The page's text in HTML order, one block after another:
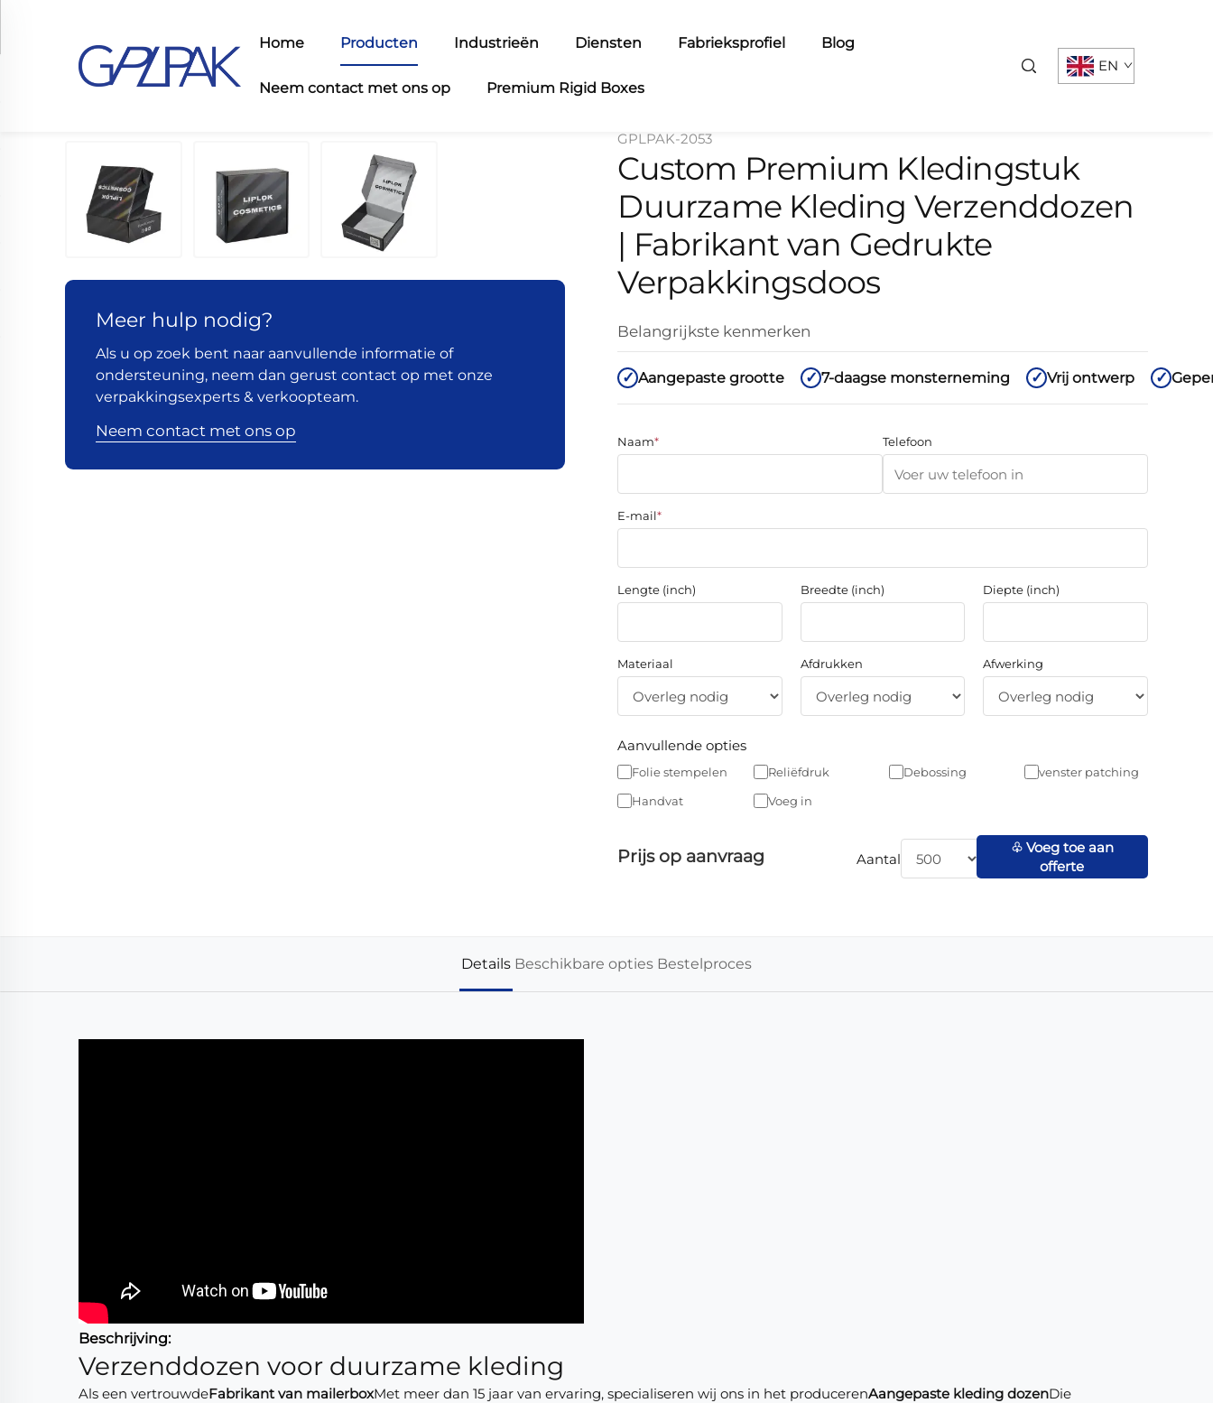
Home Producten Industrieën Diensten Fabrieksprofiel Blog
Neem contact met ons op Premium Rigid Boxes
EN
Meer hulp nodig?
Als u op zoek bent naar aanvullende informatie of
ondersteuning, neem dan gerust contact op met onze
verpakkingsexperts & verkoopteam.
Neem contact met ons op
GPLPAK-2053
Custom Premium Kledingstuk
Duurzame Kleding Verzenddozen
| Fabrikant van Gedrukte
Verpakkingsdoos
Belangrijkste kenmerken
Aangepaste grootte 7-daagse monsterneming Vrij ontwerp
Naam* Telefoon
E-mail*
Lengte (inch) Breedte (inch) Diepte (inch)
Materiaal Afdrukken Afwerking
Aanvullende opties
Folie stempelen Reliëfdruk Debossing
venster patching
Handvat
Voeg in
Prijs op aanvraag Aantal
♧ Voeg toe aan
offerte
Details Beschikbare opties Bestelproces
Beschrijving:
Verzenddozen voor duurzame kleding
Als een vertrouwdeFabrikant van mailerboxMet meer dan 15 jaar van ervaring, specialiseren wij ons in het producerenAangepaste kleding dozenDie